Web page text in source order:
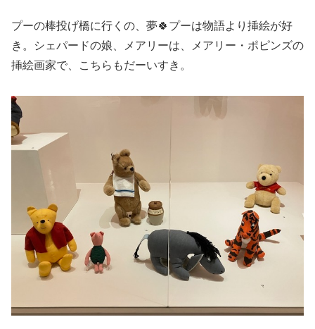
プーの棒投げ橋に行くの、夢🍀プーは物語より挿絵が好
き。シェパードの娘、メアリーは、メアリー・ポピンズの
挿絵画家で、こちらもだーいすき。